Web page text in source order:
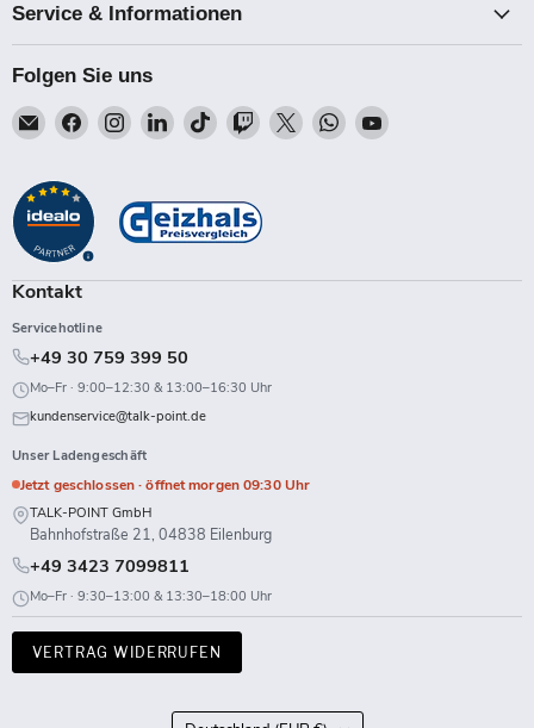
Service & Informationen
Folgen Sie uns
Email
Talk-
Finden
Sie
auf
Facebook
Finden
Sie
auf
Instagram
Finden
Sie
auf
LinkedIn
Finden
Sie
auf
TikTok
Finden
Sie
Twitch
Finden
Sie
Finden
Sie
Finden
Kontakt
Servicehotline
+49 30 759 399 50
Mo–Fr · 9:00–12:30 & 13:00–16:30 Uhr
kundenservice@talk-point.de
Unser Ladengeschäft
Jetzt geschlossen · öffnet morgen 09:30 Uhr
TALK-POINT GmbH
Bahnhofstraße 21, 04838 Eilenburg
+49 3423 7099811
Mo–Fr · 9:30–13:00 & 13:30–18:00 Uhr
VERTRAG WIDERRUFEN
Land